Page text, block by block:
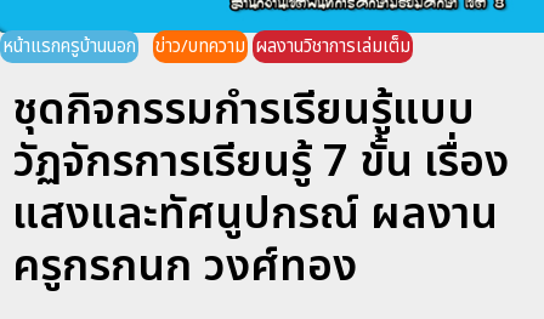
หน้าแรกครูบ้านนอก ข่าว/บทความ ผลงานวิชาการเล่มเต็ม
ชุดกิจกรรมกำรเรียนรู้แบบ
วัฏจักรการเรียนรู้ 7 ขั้น เรื่อง
แสงและทัศนูปกรณ์ ผลงาน
ครูกรกนก วงศ์ทอง